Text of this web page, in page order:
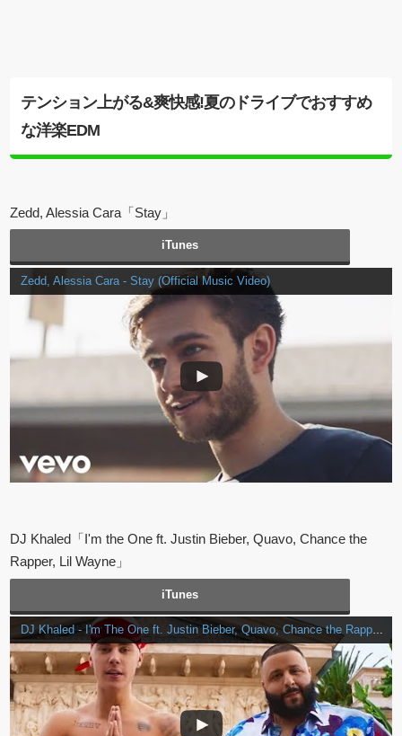
テンション上がる&爽快感!夏のドライブでおすすめ
な洋楽EDM
Zedd, Alessia Cara「Stay」
iTunes
Zedd, Alessia Cara - Stay (Official Music Video)
DJ Khaled「I'm the One ft. Justin Bieber, Quavo, Chance the
Rapper, Lil Wayne」
iTunes
DJ Khaled - I'm The One ft. Justin Bieber, Quavo, Chance the Rapper, Lil Wayne